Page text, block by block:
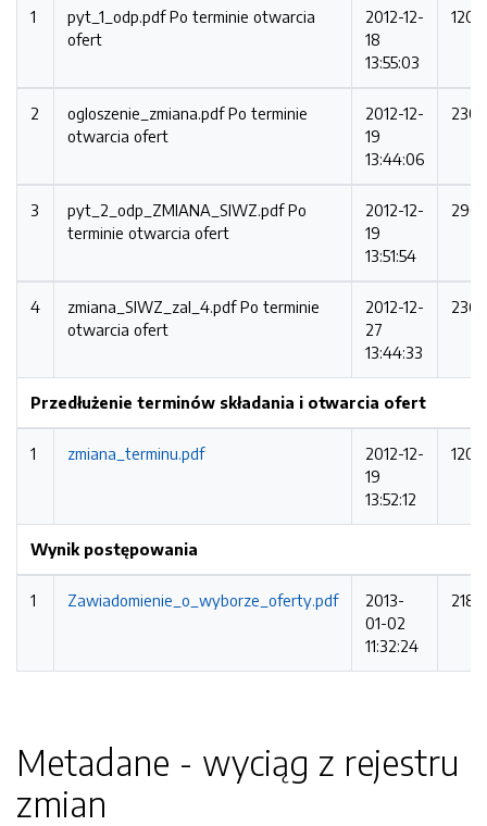
1 pyt_1_odp.pdfPo terminie otwarcia
ofert
2012-12-
18
13:55:03
2 ogloszenie_zmiana.pdfPo terminie
otwarcia ofert
2012-12-
19
13:44:06
3 pyt_2_odp_ZMIANA_SIWZ.pdfPo
terminie otwarcia ofert
2012-12-
19
13:51:54
4 zmiana_SIWZ_zal_4.pdfPo terminie
otwarcia ofert
2012-12-
27
13:44:33
Przedłużenie terminów składania i otwarcia ofert
1 zmiana_terminu.pdf
2012-12-
19
13:52:12
Wynik postępowania
1 Zawiadomienie_o_wyborze_oferty.pdf
2013-
01-02
11:32:24
Metadane - wyciąg z rejestru
zmian